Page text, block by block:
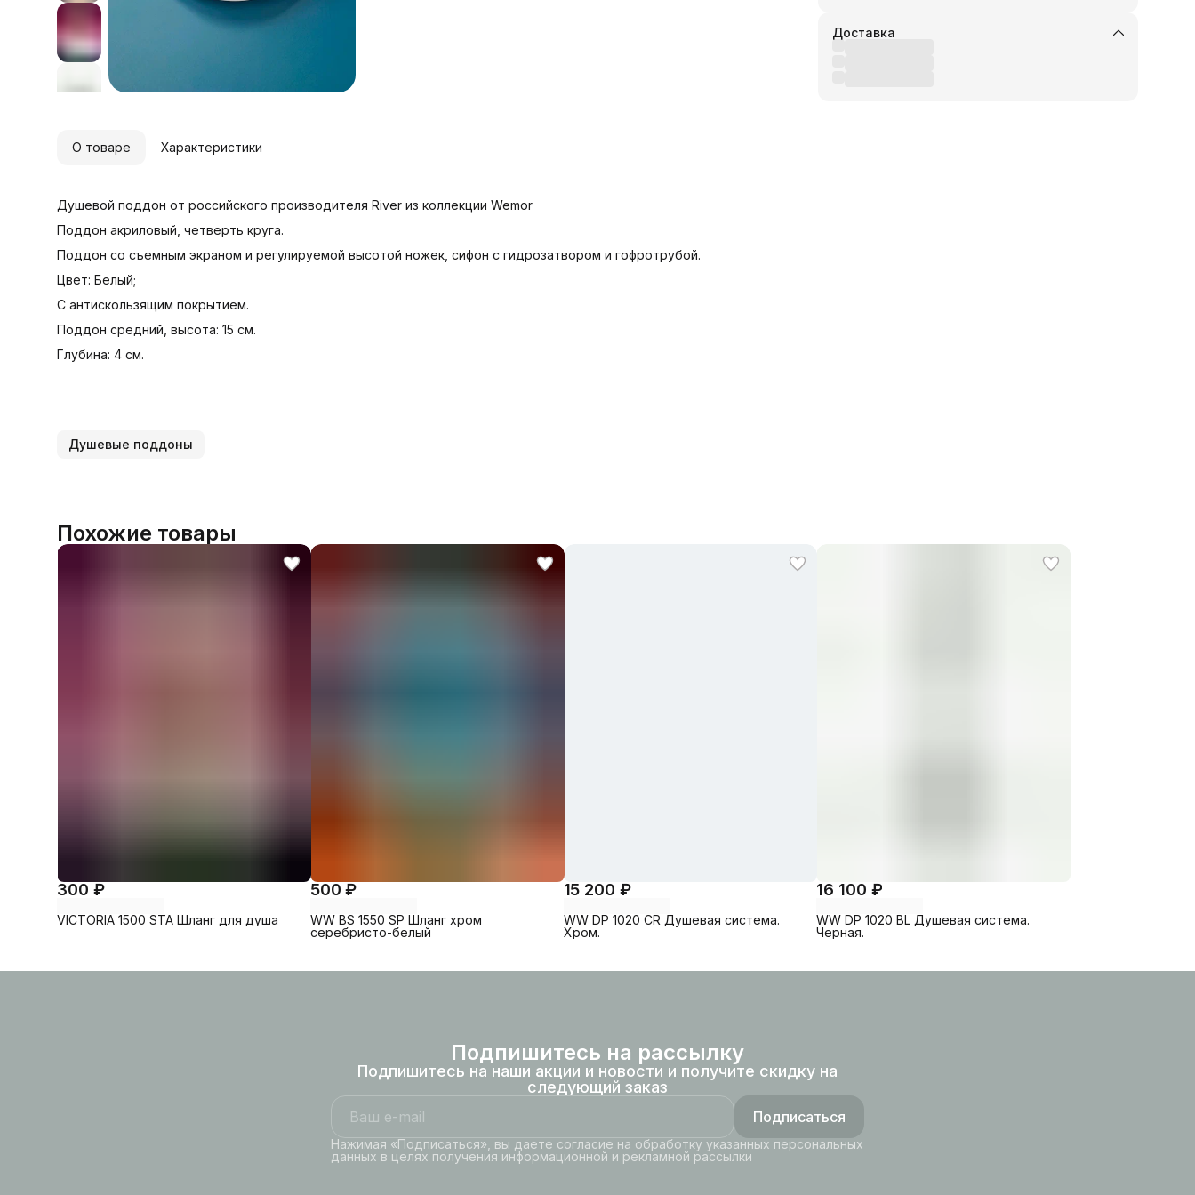
Доставка
О товаре Характеристики
Душевой поддон от российского производителя River из коллекции Wemor
Поддон акриловый, четверть круга.
Поддон со съемным экраном и регулируемой высотой ножек, сифон с гидрозатвором и гофротрубой.
Цвет: Белый;
С антискользящим покрытием.
Поддон средний, высота: 15 см.
Глубина: 4 см.
Душевые поддоны
Похожие товары
300 ₽
VICTORIA 1500 STA Шланг для душа
500 ₽
WW BS 1550 SP Шланг хром
серебристо-белый
15 200 ₽
WW DP 1020 CR Душевая система.
Хром.
16 100 ₽
WW DP 1020 BL Душевая система.
Черная.
Подпишитесь на рассылку
Подпишитесь на наши акции и новости и получите скидку на
следующий заказ
Подписаться
Нажимая «Подписаться», вы даете согласие на обработку указанных персональных
данных в целях получения информационной и рекламной рассылки